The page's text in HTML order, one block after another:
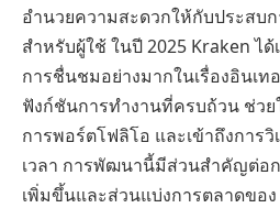
อำนวยความสะดวกให้กับประสบ
สำหรับผู้ใช้ ในปี 2025 Kraken ไ
การชื่นชมอย่างมากในเรื่องอินเท
ฟังก์ชันการทำงานที่ครบถ้วน ช่ว
การพอร์ตโฟลิโอ และเข้าถึงการ
เวลา การพัฒนานี้มีส่วนสำคัญต่อ
เพิ่มขึ้นและส่วนแบ่งการตลาดของ